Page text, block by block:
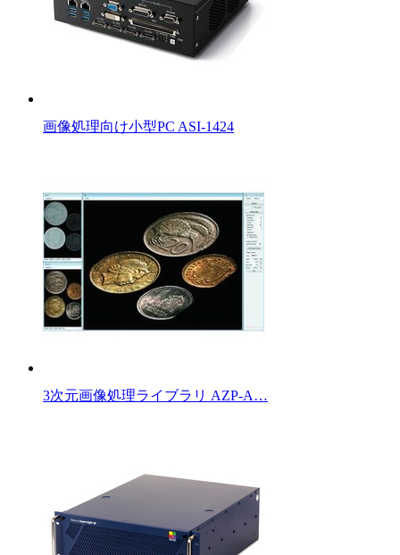
画像処理向け小型PC ASI-1424
3次元画像処理ライブラリ AZP-A…